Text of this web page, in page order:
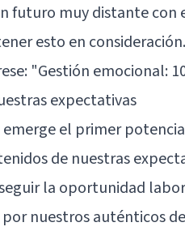
futuro muy distante con
esto en consideración.
"Gestión emocional:
expectativas
el primer
de nuestras
la oportunidad
nuestros auténticos